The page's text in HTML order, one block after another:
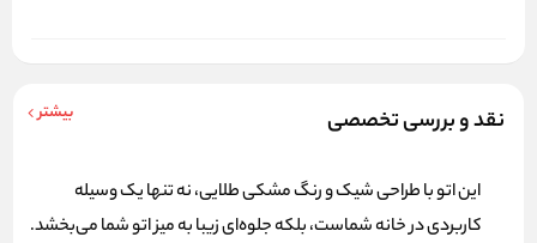
نقد و بررسی تخصصی بیشتر
این اتو با طراحی شیک و رنگ مشکی طلایی، نه تنها یک وسیله
کاربردی در خانه شماست، بلکه جلوه‌ای زیبا به میز اتو شما می‌بخشد.